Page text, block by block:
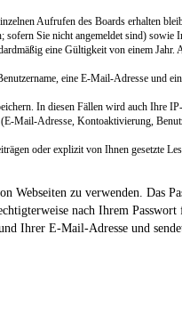
Aufrufen des Boards erhalten
Sie nicht angemeldet sind) sowie
eine Gültigkeit von einem Jahr.
eine E-Mail-Adresse und
In diesen Fällen wird auch Ihre
Mail-Adresse, Kontoaktivierung,
oder explizit von Ihnen gesetzte
Webseiten zu verwenden. Das
nach Ihrem
Ihrer E-Mail-Adresse und